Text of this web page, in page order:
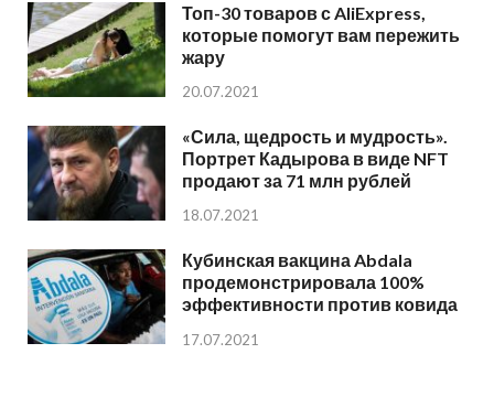
Топ-30 товаров с AliExpress,
которые помогут вам пережить
жару
20.07.2021
«Сила, щедрость и мудрость».
Портрет Кадырова в виде NFT
продают за 71 млн рублей
18.07.2021
Кубинская вакцина Abdala
продемонстрировала 100%
эффективности против ковида
17.07.2021